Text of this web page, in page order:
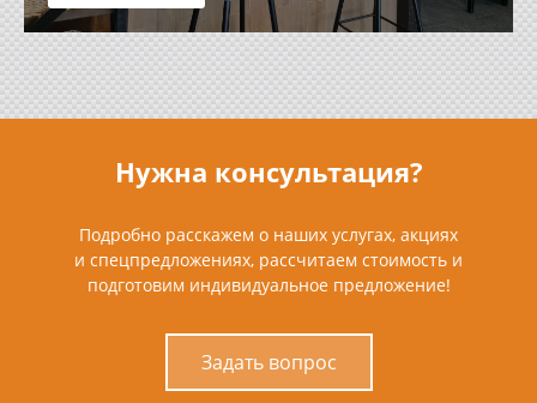
Нужна консультация?
Подробно расскажем о наших услугах, акциях
и спецпредложениях, рассчитаем стоимость и
подготовим индивидуальное предложение!
Задать вопрос